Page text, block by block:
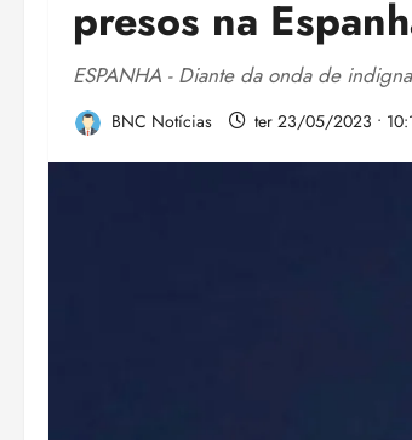
presos na
ESPANHA - Diante da onda de
BNC Notícias ter 23/05/2023 •